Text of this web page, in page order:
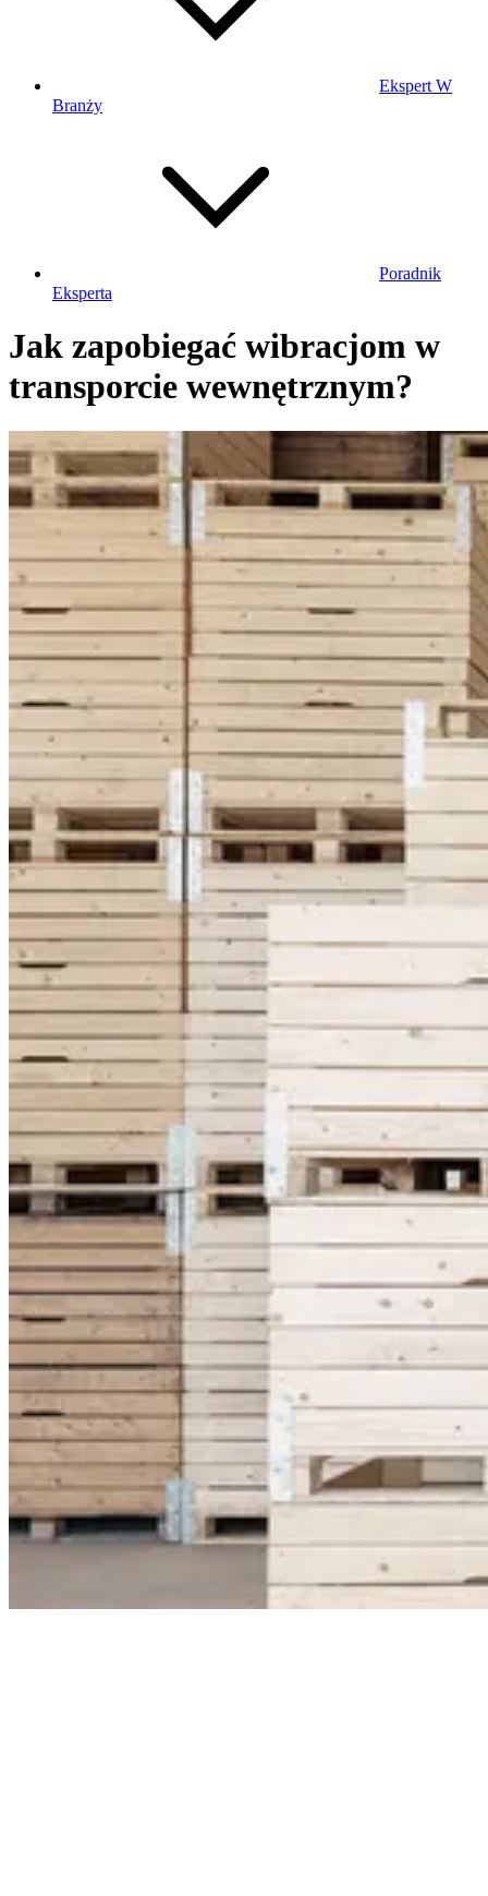
Ekspert W
Branży
Poradnik
Eksperta
Jak zapobiegać wibracjom w
transporcie wewnętrznym?